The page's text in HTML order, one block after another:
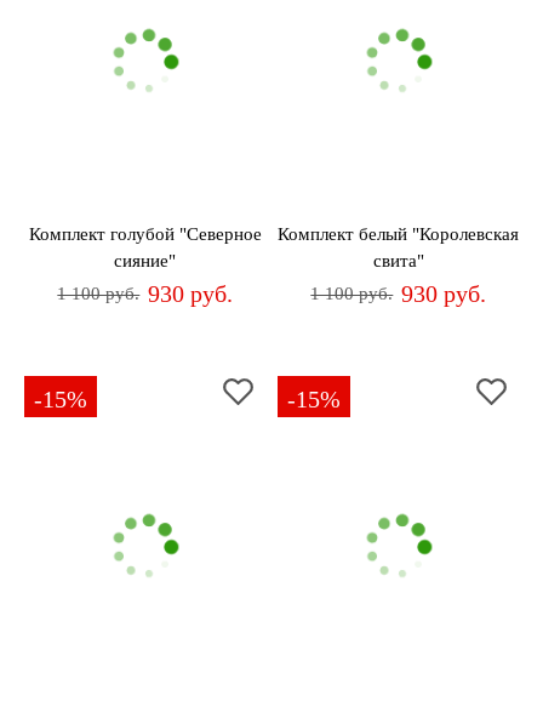
Комплект голубой "Северное
сияние"
1 100 руб. 930 руб.
Комплект белый "Королевская
свита"
1 100 руб. 930 руб.
-15% -15%